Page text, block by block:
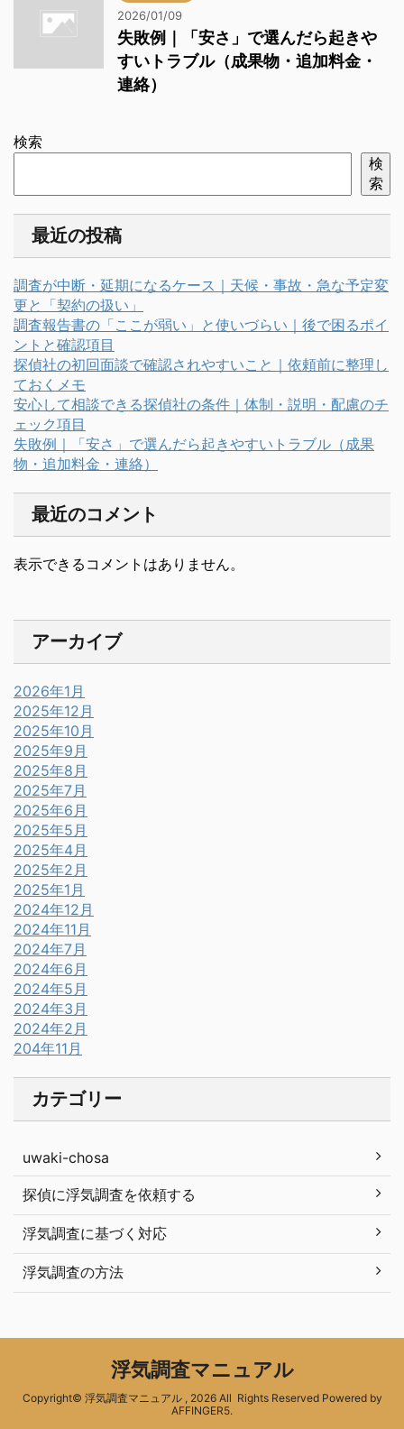
2026/01/09
失敗例｜「安さ」で選んだら起きや
すいトラブル（成果物・追加料金・
連絡）
検索
検
索
最近の投稿
調査が中断・延期になるケース｜天候・事故・急な予定変
更と「契約の扱い」
調査報告書の「ここが弱い」と使いづらい｜後で困るポイ
ントと確認項目
探偵社の初回面談で確認されやすいこと｜依頼前に整理し
ておくメモ
安心して相談できる探偵社の条件｜体制・説明・配慮のチ
ェック項目
失敗例｜「安さ」で選んだら起きやすいトラブル（成果
物・追加料金・連絡）
最近のコメント
表示できるコメントはありません。
アーカイブ
2026年1月
2025年12月
2025年10月
2025年9月
2025年8月
2025年7月
2025年6月
2025年5月
2025年4月
2025年2月
2025年1月
2024年12月
2024年11月
2024年7月
2024年6月
2024年5月
2024年3月
2024年2月
204年11月
カテゴリー
uwaki-chosa
探偵に浮気調査を依頼する
浮気調査に基づく対応
浮気調査の方法
浮気調査マニュアル
Copyright© 浮気調査マニュアル , 2026 All Rights Reserved Powered by
AFFINGER5.